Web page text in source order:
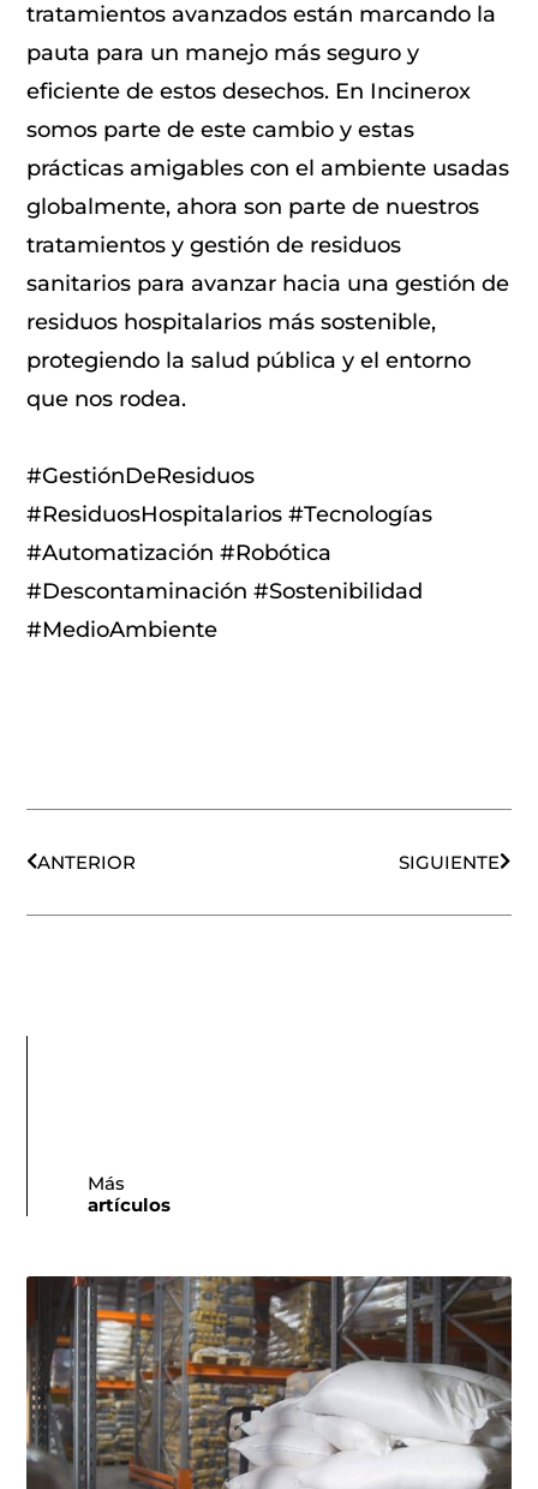
tratamientos avanzados están marcando la
pauta para un manejo más seguro y
eficiente de estos desechos. En Incinerox
somos parte de este cambio y estas
prácticas amigables con el ambiente usadas
globalmente, ahora son parte de nuestros
tratamientos y gestión de residuos
sanitarios para avanzar hacia una gestión de
residuos hospitalarios más sostenible,
protegiendo la salud pública y el entorno
que nos rodea.
#GestiónDeResiduos
#ResiduosHospitalarios #Tecnologías
#Automatización #Robótica
#Descontaminación #Sostenibilidad
#MedioAmbiente
ANTERIOR
SIGUIENTE
Más
artículos